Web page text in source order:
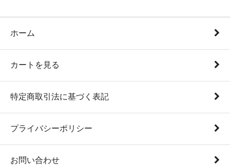
ホーム
カートを見る
特定商取引法に基づく表記
プライバシーポリシー
お問い合わせ